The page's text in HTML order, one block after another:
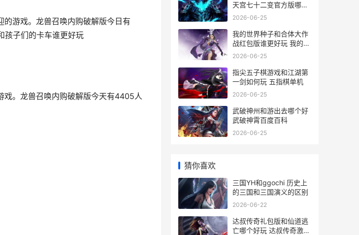
游戏。龙兽召唤内购破解版今日有
孩子们的卡车谁更好玩
戏。龙兽召唤内购破解版今天有4405人
天宫七十二变官方版哪个
好玩 江南百景图android
2026-06-25
我的世界种子和合体大作
战红包版谁更好玩 我的世
界种子是一样的吗
2026-06-25
指尖五子棋游戏和江湖第
一剑如何玩 五指棋单机
2026-06-25
武破神州和游出去哪个好
武破神霄百度百科
2026-06-25
猜你喜欢
三国YH和ggochi 历史上
的三国和三国演义的区别
2026-06-22
达叔传奇礼包版和仙道逃
亡哪个好玩 达叔传奇激活